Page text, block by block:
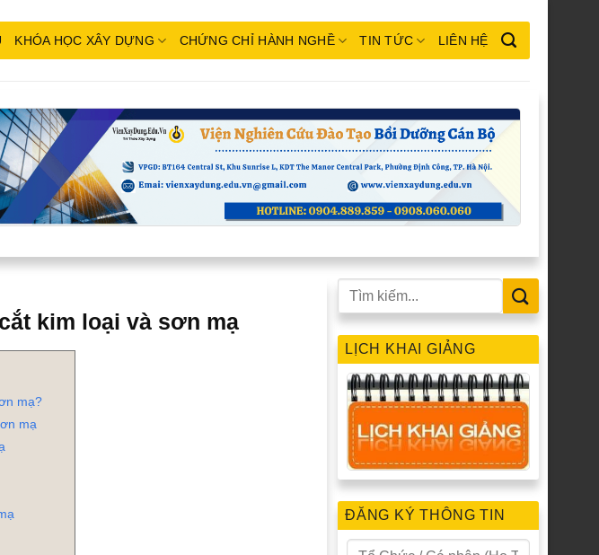
KHÓA HỌC XÂY DỰNG CHỨNG CHỈ HÀNH NGHỀ TIN TỨC LIÊN HỆ
kim loại và sơn mạ
mạ?
mạ
LỊCH KHAI GIẢNG
ĐĂNG KÝ THÔNG TIN